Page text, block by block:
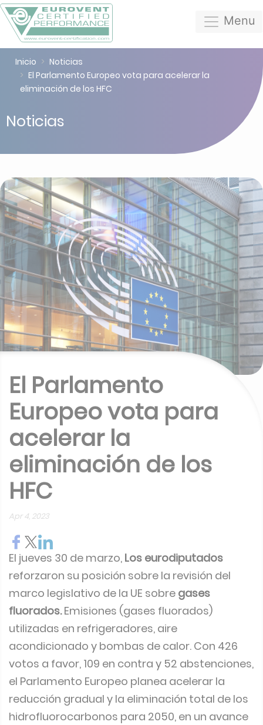
Menu
Inicio
Noticias
El Parlamento Europeo vota para acelerar la
eliminación de los HFC
Noticias
El Parlamento
Europeo vota para
acelerar la
eliminación de los
HFC
Apr 4, 2023
El jueves 30 de marzo, Los eurodiputados
reforzaron su posición sobre la revisión del
marco legislativo de la UE sobre gases
fluorados.Emisiones (gases fluorados)
utilizadas en refrigeradores, aire
acondicionado y bombas de calor. Con 426
votos a favor, 109 en contra y 52 abstenciones,
el Parlamento Europeo planea acelerar la
reducción gradual y la eliminación total de los
hidrofluorocarbonos para 2050, en un avance